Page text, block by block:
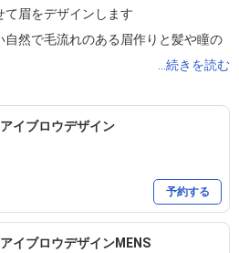
て眉をデザインします
然で毛流れのある眉作りと髪や瞳の
い” 眉をご提案いたします
イツ301
...続きを読む
イブロウデザイン
予約する
イブロウデザインMENS